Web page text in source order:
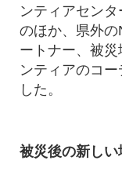
ンティアセン
のほか、県外
ートナー、 被災
ンティアのコ
した。
被災後の新し